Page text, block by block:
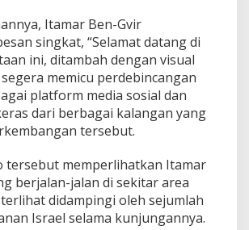
i
v
i
s
P
r
-
P
l
e
s
t
i
Itamar Ben-Gvir
singkat, “Selamat datang di
ini, ditambah dengan visual
memicu perdebincangan
platform media sosial dan
dari berbagai kalangan yang
tersebut.
tersebut memperlihatkan Itamar
berjalan-jalan di sekitar area
didampingi oleh sejumlah
Israel selama kunjungannya.